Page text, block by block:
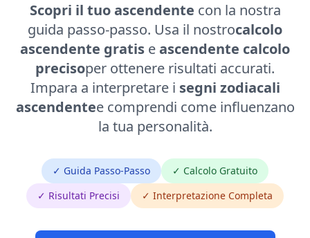
Scopri il tuo ascendente con la nostra
guida passo-passo. Usa il nostrocalcolo
ascendente gratis e ascendente calcolo
precisoper ottenere risultati accurati.
Impara a interpretare i segni zodiacali
ascendentee comprendi come influenzano
la tua personalità.
✓ Guida Passo-Passo
✓ Calcolo Gratuito
✓ Risultati Precisi
✓ Interpretazione Completa